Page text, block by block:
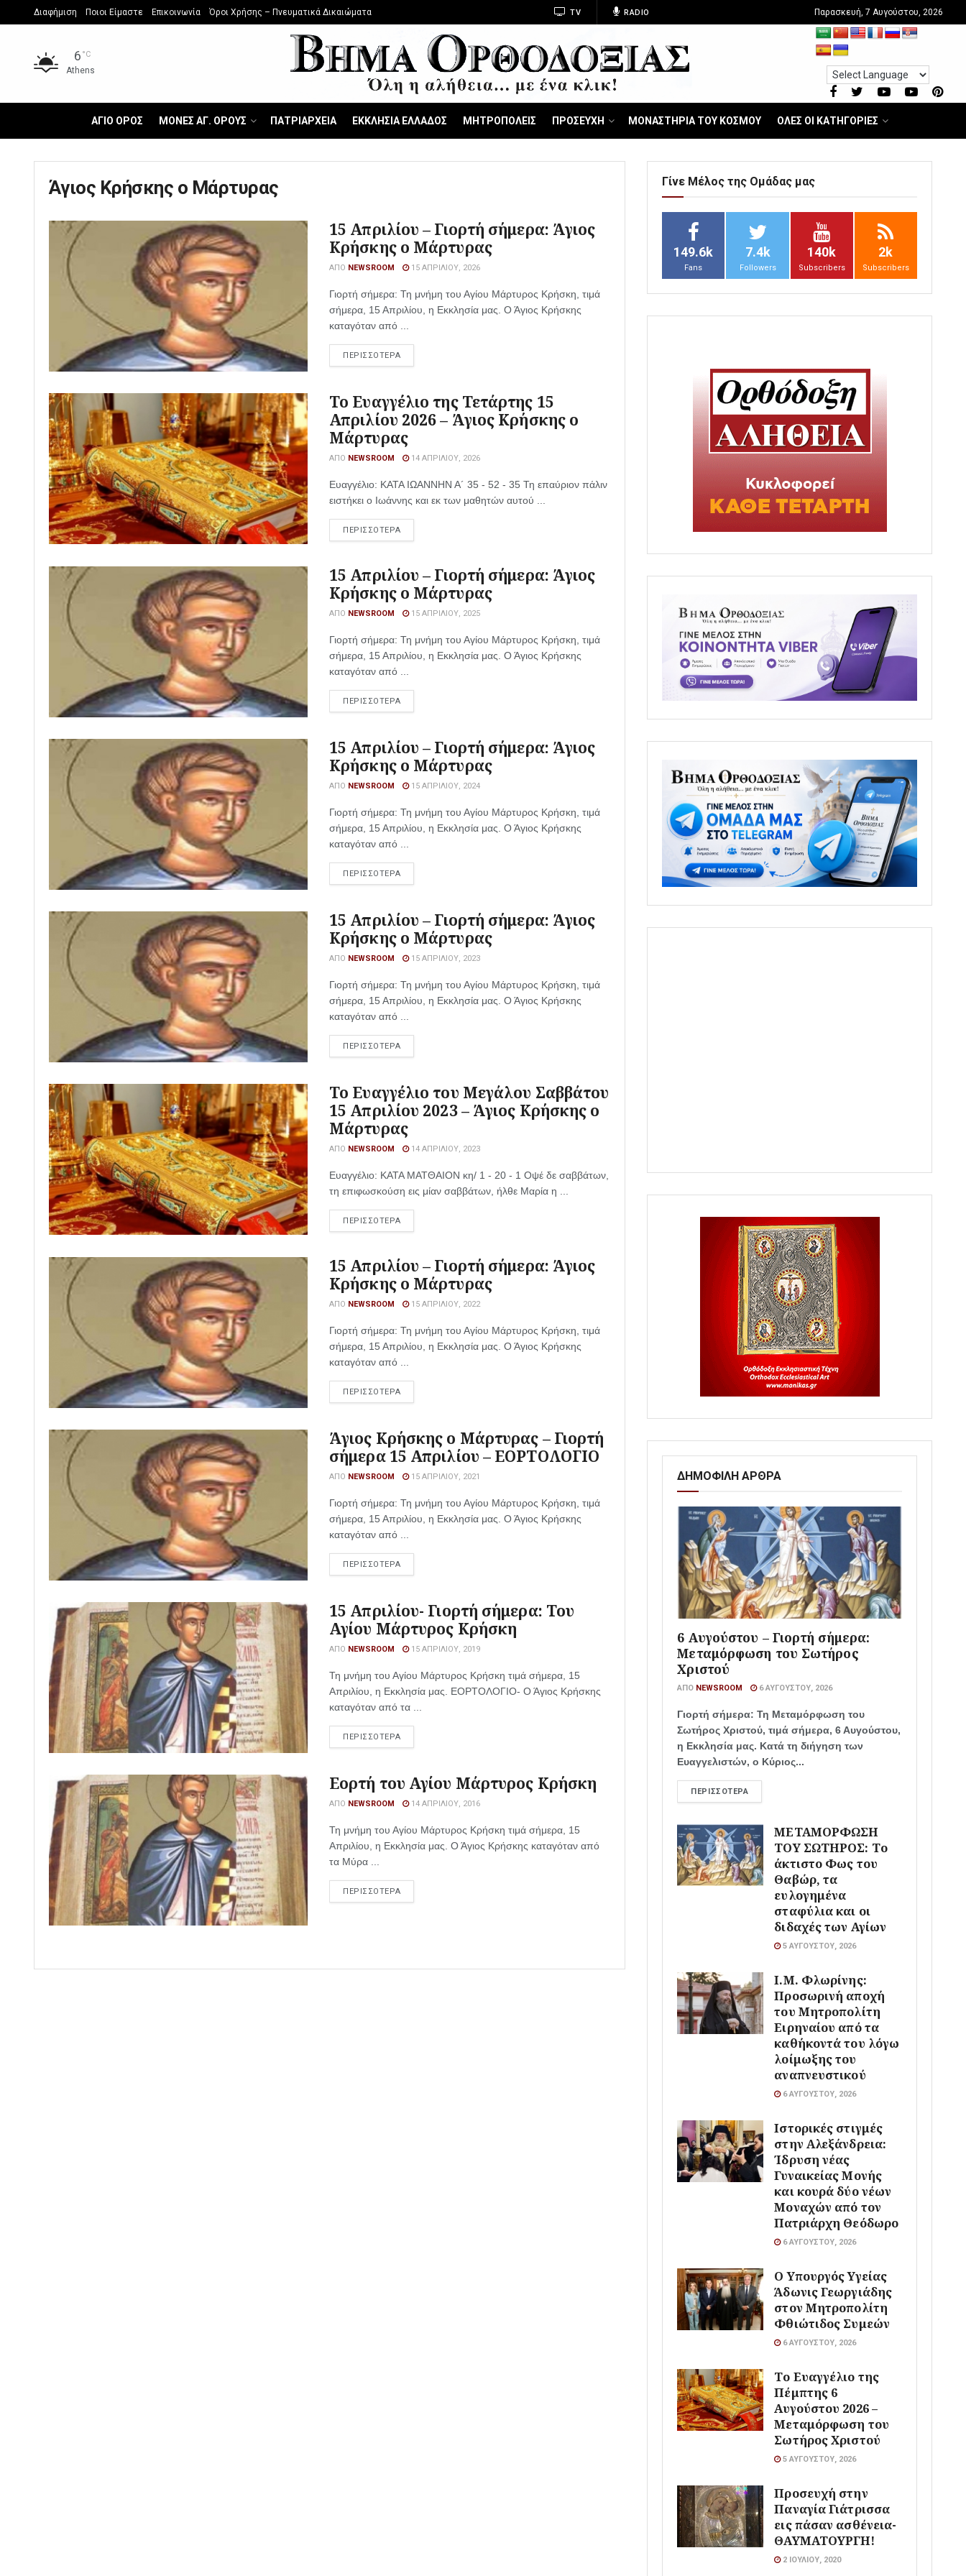
Διαφήμιση Ποιοι Είμαστε Επικοινωνία Όροι Χρήσης – Πνευματικά Δικαιώματα TV RADIO Παρασκευή, 7 Αυγούστου, 2026
6 °C
Athens
ΑΓΙΟ ΟΡΟΣ ΜΟΝΕΣ ΑΓ. ΟΡΟΥΣ ΠΑΤΡΙΑΡΧΕΙΑ ΕΚΚΛΗΣΙΑ ΕΛΛΑΔΟΣ ΜΗΤΡΟΠΟΛΕΙΣ ΠΡΟΣΕΥΧΗ ΜΟΝΑΣΤΗΡΙΑ ΤΟΥ ΚΟΣΜΟΥ ΟΛΕΣ ΟΙ ΚΑΤΗΓΟΡΙΕΣ
Άγιος Κρήσκης ο Μάρτυρας
15 Απριλίου – Γιορτή σήμερα: Άγιος
Κρήσκης ο Μάρτυρας
ΑΠΌ NEWSROOM 15 ΑΠΡΙΛΊΟΥ, 2026
Γιορτή σήμερα: Τη μνήμη του Αγίου Μάρτυρος Κρήσκη, τιμά
σήμερα, 15 Απριλίου, η Εκκλησία μας. Ο Άγιος Κρήσκης
καταγόταν από ...
ΠΕΡΙΣΣΟΤΕΡΑ
Το Ευαγγέλιο της Τετάρτης 15
Απριλίου 2026 – Άγιος Κρήσκης ο
Μάρτυρας
ΑΠΌ NEWSROOM 14 ΑΠΡΙΛΊΟΥ, 2026
Ευαγγέλιο: ΚΑΤΑ ΙΩΑΝΝΗΝ Α´ 35 - 52 - 35 Τη επαύριον πάλιν
ειστήκει ο Ιωάννης και εκ των μαθητών αυτού ...
ΠΕΡΙΣΣΟΤΕΡΑ
15 Απριλίου – Γιορτή σήμερα: Άγιος
Κρήσκης ο Μάρτυρας
ΑΠΌ NEWSROOM 15 ΑΠΡΙΛΊΟΥ, 2025
Γιορτή σήμερα: Τη μνήμη του Αγίου Μάρτυρος Κρήσκη, τιμά
σήμερα, 15 Απριλίου, η Εκκλησία μας. Ο Άγιος Κρήσκης
καταγόταν από ...
ΠΕΡΙΣΣΟΤΕΡΑ
15 Απριλίου – Γιορτή σήμερα: Άγιος
Κρήσκης ο Μάρτυρας
ΑΠΌ NEWSROOM 15 ΑΠΡΙΛΊΟΥ, 2024
Γιορτή σήμερα: Τη μνήμη του Αγίου Μάρτυρος Κρήσκη, τιμά
σήμερα, 15 Απριλίου, η Εκκλησία μας. Ο Άγιος Κρήσκης
καταγόταν από ...
ΠΕΡΙΣΣΟΤΕΡΑ
15 Απριλίου – Γιορτή σήμερα: Άγιος
Κρήσκης ο Μάρτυρας
ΑΠΌ NEWSROOM 15 ΑΠΡΙΛΊΟΥ, 2023
Γιορτή σήμερα: Τη μνήμη του Αγίου Μάρτυρος Κρήσκη, τιμά
σήμερα, 15 Απριλίου, η Εκκλησία μας. Ο Άγιος Κρήσκης
καταγόταν από ...
ΠΕΡΙΣΣΟΤΕΡΑ
Το Ευαγγέλιο του Μεγάλου Σαββάτου
15 Απριλίου 2023 – Άγιος Κρήσκης ο
Μάρτυρας
ΑΠΌ NEWSROOM 14 ΑΠΡΙΛΊΟΥ, 2023
Ευαγγέλιο: ΚΑΤΑ ΜΑΤΘΑΙΟΝ κη/ 1 - 20 - 1 Οψέ δε σαββάτων,
τη επιφωσκούση εις μίαν σαββάτων, ήλθε Μαρία η ...
ΠΕΡΙΣΣΟΤΕΡΑ
15 Απριλίου – Γιορτή σήμερα: Άγιος
Κρήσκης ο Μάρτυρας
ΑΠΌ NEWSROOM 15 ΑΠΡΙΛΊΟΥ, 2022
Γιορτή σήμερα: Τη μνήμη του Αγίου Μάρτυρος Κρήσκη, τιμά
σήμερα, 15 Απριλίου, η Εκκλησία μας. Ο Άγιος Κρήσκης
καταγόταν από ...
ΠΕΡΙΣΣΟΤΕΡΑ
Άγιος Κρήσκης ο Μάρτυρας – Γιορτή
σήμερα 15 Απριλίου – ΕΟΡΤΟΛΟΓΙΟ
ΑΠΌ NEWSROOM 15 ΑΠΡΙΛΊΟΥ, 2021
Γιορτή σήμερα: Τη μνήμη του Αγίου Μάρτυρος Κρήσκη, τιμά
σήμερα, 15 Απριλίου, η Εκκλησία μας. Ο Άγιος Κρήσκης
καταγόταν από ...
ΠΕΡΙΣΣΟΤΕΡΑ
15 Απριλίου- Γιορτή σήμερα: Του
Αγίου Μάρτυρος Κρήσκη
ΑΠΌ NEWSROOM 15 ΑΠΡΙΛΊΟΥ, 2019
Τη μνήμη του Αγίου Μάρτυρος Κρήσκη τιμά σήμερα, 15
Απριλίου, η Εκκλησία μας. ΕΟΡΤΟΛΟΓΙΟ- Ο Άγιος Κρήσκης
καταγόταν από τα ...
ΠΕΡΙΣΣΟΤΕΡΑ
Εορτή του Αγίου Μάρτυρος Κρήσκη
ΑΠΌ NEWSROOM 14 ΑΠΡΙΛΊΟΥ, 2016
Τη μνήμη του Αγίου Μάρτυρος Κρήσκη τιμά σήμερα, 15
Απριλίου, η Εκκλησία μας. Ο Άγιος Κρήσκης καταγόταν από
τα Μύρα ...
ΠΕΡΙΣΣΟΤΕΡΑ
Γίνε Μέλος της Ομάδας μας
149.6k
Fans
7.4k
Followers
140k
Subscribers
2k
Subscribers
ΔΗΜΟΦΙΛΗ ΑΡΘΡΑ
6 Αυγούστου – Γιορτή σήμερα:
Μεταμόρφωση του Σωτήρος
Χριστού
ΑΠΌ NEWSROOM 6 ΑΥΓΟΎΣΤΟΥ, 2026
Γιορτή σήμερα: Τη Μεταμόρφωση του
Σωτήρος Χριστού, τιμά σήμερα, 6 Αυγούστου,
η Εκκλησία μας. Κατά τη διήγηση των
Ευαγγελιστών, ο Κύριος...
ΠΕΡΙΣΣΌΤΕΡΑ
ΜΕΤΑΜΟΡΦΩΣΗ
ΤΟΥ ΣΩΤΗΡΟΣ: Το
άκτιστο Φως του
Θαβώρ, τα
ευλογημένα
σταφύλια και οι
διδαχές των Αγίων
5 ΑΥΓΟΎΣΤΟΥ, 2026
Ι.Μ. Φλωρίνης:
Προσωρινή αποχή
του Μητροπολίτη
Ειρηναίου από τα
καθήκοντά του λόγω
λοίμωξης του
αναπνευστικού
6 ΑΥΓΟΎΣΤΟΥ, 2026
Ιστορικές στιγμές
στην Αλεξάνδρεια:
Ίδρυση νέας
Γυναικείας Μονής
και κουρά δύο νέων
Μοναχών από τον
Πατριάρχη Θεόδωρο
6 ΑΥΓΟΎΣΤΟΥ, 2026
O Υπουργός Υγείας
Άδωνις Γεωργιάδης
στον Μητροπολίτη
Φθιώτιδος Συμεών
6 ΑΥΓΟΎΣΤΟΥ, 2026
Το Ευαγγέλιο της
Πέμπτης 6
Αυγούστου 2026 –
Μεταμόρφωση του
Σωτήρος Χριστού
5 ΑΥΓΟΎΣΤΟΥ, 2026
Προσευχή στην
Παναγία Γιάτρισσα
εις πάσαν ασθένεια-
ΘΑΥΜΑΤΟΥΡΓΗ!
2 ΙΟΥΛΊΟΥ, 2020